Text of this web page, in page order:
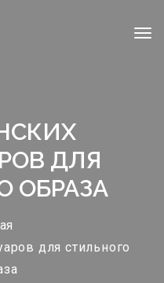
ДЛЯ
ОБРАЗА
для стильного